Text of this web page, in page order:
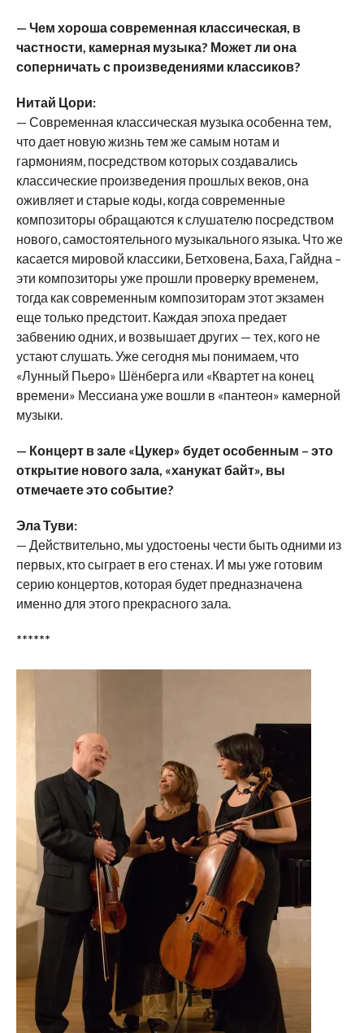
— Чем хороша современная классическая, в
частности, камерная музыка? Может ли она
соперничать с произведениями классиков?
Нитай Цори:
— Современная классическая музыка особенна тем,
что дает новую жизнь тем же самым нотам и
гармониям, посредством которых создавались
классические произведения прошлых веков, она
оживляет и старые коды, когда современные
композиторы обращаются к слушателю посредством
нового, самостоятельного музыкального языка. Что же
касается мировой классики, Бетховена, Баха, Гайдна –
эти композиторы уже прошли проверку временем,
тогда как современным композиторам этот экзамен
еще только предстоит. Каждая эпоха предает
забвению одних, и возвышает других — тех, кого не
устают слушать. Уже сегодня мы понимаем, что
«Лунный Пьеро» Шёнберга или «Квартет на конец
времени» Мессиана уже вошли в «пантеон» камерной
музыки.
— Концерт в зале «Цукер» будет особенным – это
открытие нового зала, «ханукат байт», вы
отмечаете это событие?
Эла Туви:
— Действительно, мы удостоены чести быть одними из
первых, кто сыграет в его стенах. И мы уже готовим
серию концертов, которая будет предназначена
именно для этого прекрасного зала.
******